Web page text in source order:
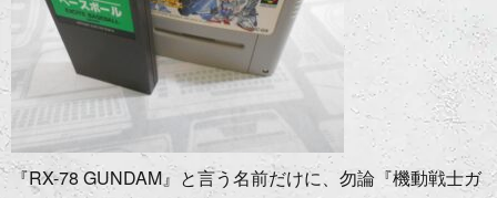
『RX-78 GUNDAM』と言う名前だけに、勿論『機動戦士ガ